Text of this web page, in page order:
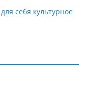
себя культурное